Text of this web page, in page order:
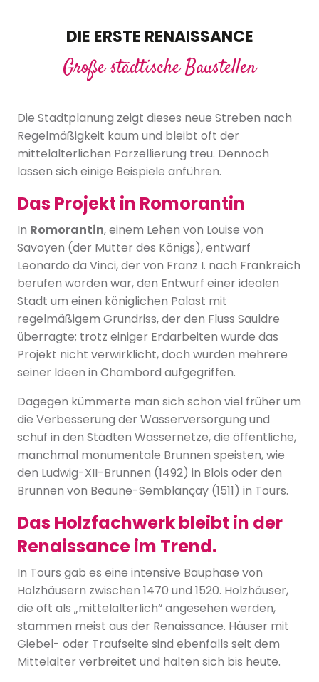
DIE ERSTE RENAISSANCE
Große städtische Baustellen
Die Stadtplanung zeigt dieses neue Streben nach
Regelmäßigkeit kaum und bleibt oft der
mittelalterlichen Parzellierung treu. Dennoch
lassen sich einige Beispiele anführen.
Das Projekt in Romorantin
In Romorantin, einem Lehen von Louise von
Savoyen (der Mutter des Königs), entwarf
Leonardo da Vinci, der von Franz I. nach Frankreich
berufen worden war, den Entwurf einer idealen
Stadt um einen königlichen Palast mit
regelmäßigem Grundriss, der den Fluss Sauldre
überragte; trotz einiger Erdarbeiten wurde das
Projekt nicht verwirklicht, doch wurden mehrere
seiner Ideen in Chambord aufgegriffen.
Dagegen kümmerte man sich schon viel früher um
die Verbesserung der Wasserversorgung und
schuf in den Städten Wassernetze, die öffentliche,
manchmal monumentale Brunnen speisten, wie
den Ludwig-XII-Brunnen (1492) in Blois oder den
Brunnen von Beaune-Semblançay (1511) in Tours.
Das Holzfachwerk bleibt in der
Renaissance im Trend.
In Tours gab es eine intensive Bauphase von
Holzhäusern zwischen 1470 und 1520. Holzhäuser,
die oft als „mittelalterlich“ angesehen werden,
stammen meist aus der Renaissance. Häuser mit
Giebel- oder Traufseite sind ebenfalls seit dem
Mittelalter verbreitet und halten sich bis heute.